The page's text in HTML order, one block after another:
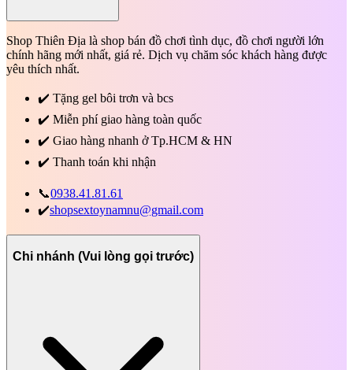
Shop Thiên Địa là shop bán đồ chơi tình dục, đồ chơi người lớn
chính hãng mới nhất, giá rẻ. Dịch vụ chăm sóc khách hàng được
yêu thích nhất.
✔️ Tặng gel bôi trơn và bcs
✔️ Miễn phí giao hàng toàn quốc
✔️ Giao hàng nhanh ở Tp.HCM & HN
✔️ Thanh toán khi nhận
📞0938.41.81.61
✔️shopsextoynamnu@gmail.com
Chi nhánh (Vui lòng gọi trước)